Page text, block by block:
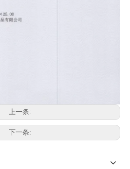
上一条:
下一条: